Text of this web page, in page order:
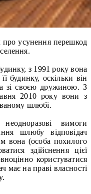
про усунення перешкод
з 1991 року вона
будинку, оскільки він
зі своєю дружиною. З
2010 року вони з
шлюбі.
вимоги
шлюбу відповідач
вона (особа похилого
здійснення цієї
користуватися
має на пpaвi власності